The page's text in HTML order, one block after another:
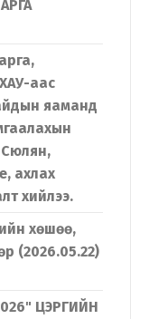
аас
яаманд
ахлах
хийлээ.
хөшөө,
(2026.05.22)
ЦЭРГИЙН